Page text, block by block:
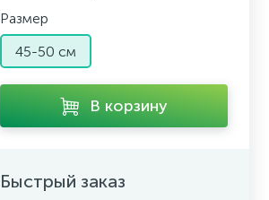
Размер
45-50 см
В корзину
Быстрый заказ